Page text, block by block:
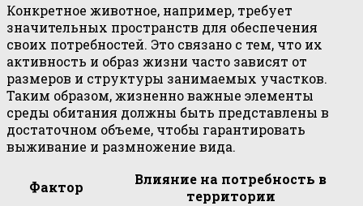
Конкретное животное, например, требует
значительных пространств для обеспечения
своих потребностей. Это связано с тем, что их
активность и образ жизни часто зависят от
размеров и структуры занимаемых участков.
Таким образом, жизненно важные элементы
среды обитания должны быть представлены в
достаточном объеме, чтобы гарантировать
выживание и размножение вида.
Фактор
Влияние на потребность в
территории